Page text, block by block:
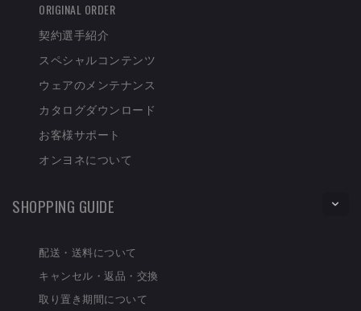
ORIGINAL ORDER
契約選手紹介
スペシャルコンテンツ
ウェアのメンテナンス
カタログダウンロード
お客様サポート
オンヨネについて
SHOPPING GUIDE
配送・送料について
キャンセル・返品・交換
取り置き期間について